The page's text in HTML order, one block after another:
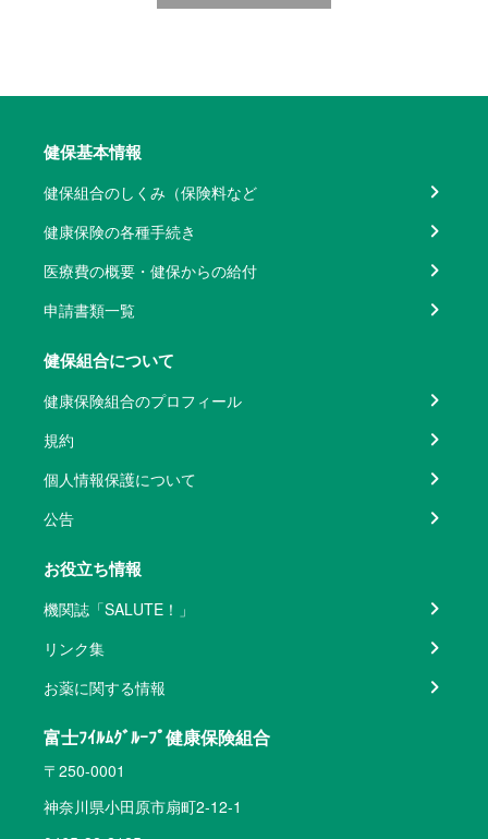
健保基本情報
健保組合のしくみ（保険料など
健康保険の各種手続き
医療費の概要・健保からの給付
申請書類一覧
健保組合について
健康保険組合のプロフィール
規約
個人情報保護について
公告
お役立ち情報
機関誌「SALUTE！」
リンク集
お薬に関する情報
富士ﾌｲﾙﾑｸﾞﾙｰﾌﾟ健康保険組合
〒250-0001
神奈川県小田原市扇町2-12-1